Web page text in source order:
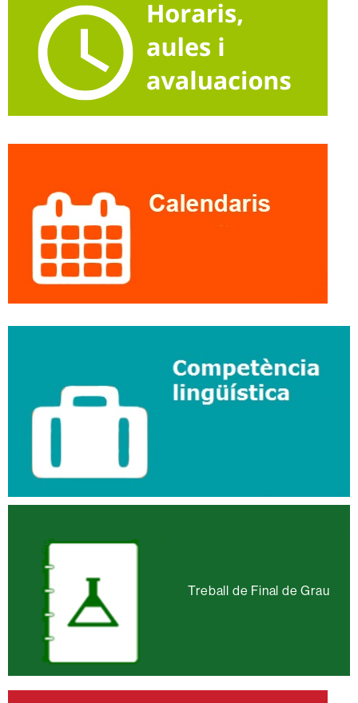
Treball de Final de Grau